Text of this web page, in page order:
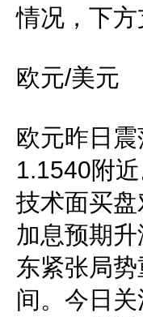
情况，下方
欧元/美元
欧元昨日
1.1540附
技术面买
加息预期
东紧张局
间。今日